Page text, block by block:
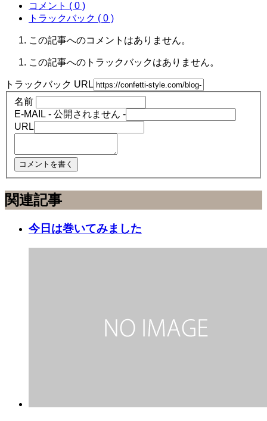
コメント ( 0 )
トラックバック ( 0 )
この記事へのコメントはありません。
この記事へのトラックバックはありません。
トラックバック URL
名前
E-MAIL - 公開されません -
URL
関連記事
今日は巻いてみました